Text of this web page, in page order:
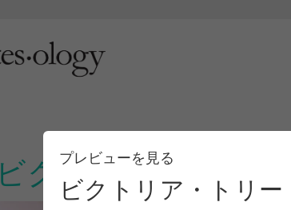
ビクトリア・トリ
プレビューを見る
ビクトリア・トリ